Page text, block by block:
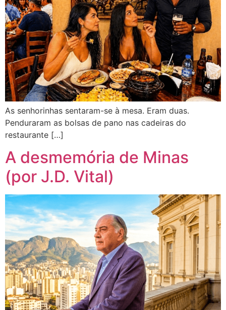
As senhorinhas sentaram-se à mesa. Eram duas.
Penduraram as bolsas de pano nas cadeiras do
restaurante […]
A desmemória de Minas
(por J.D. Vital)